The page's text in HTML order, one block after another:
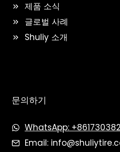
제품 소식
글로벌 사례
Shuliy 소개
문의하기
WhatsApp:
Email: